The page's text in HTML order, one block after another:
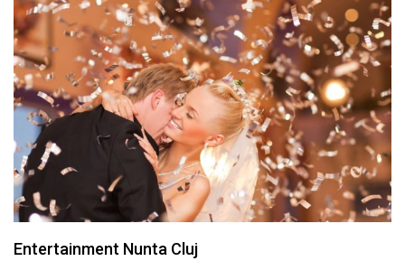
Entertainment Nunta Cluj